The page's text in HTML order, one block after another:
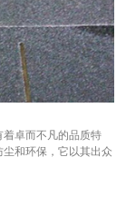
卓而不凡的品质特
和环保，它以其出众